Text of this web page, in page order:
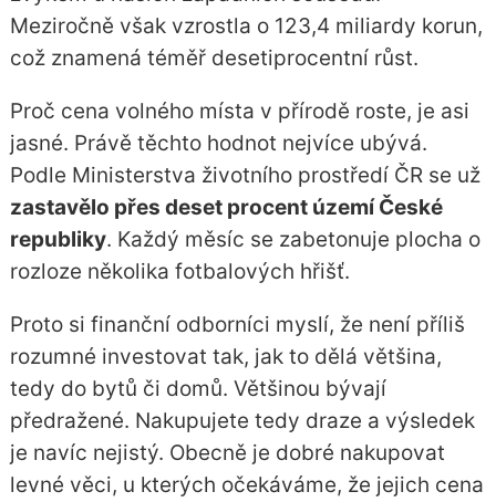
Meziročně však vzrostla o 123,4 miliardy korun,
což znamená téměř desetiprocentní růst.
Proč cena volného místa v přírodě roste, je asi
jasné. Právě těchto hodnot nejvíce ubývá.
Podle Ministerstva životního prostředí ČR se už
zastavělo přes deset procent území České
republiky. Každý měsíc se zabetonuje plocha o
rozloze několika fotbalových hřišť.
Proto si finanční odborníci myslí, že není příliš
rozumné investovat tak, jak to dělá většina,
tedy do bytů či domů. Většinou bývají
předražené. Nakupujete tedy draze a výsledek
je navíc nejistý. Obecně je dobré nakupovat
levné věci, u kterých očekáváme, že jejich cena